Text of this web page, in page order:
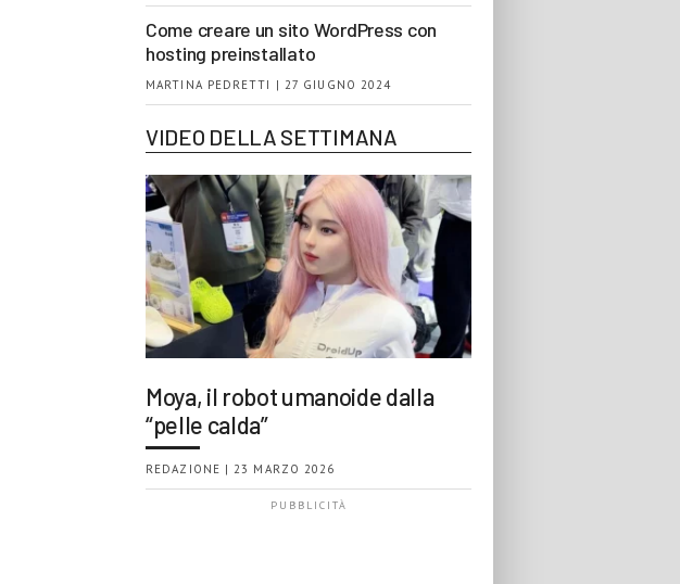
Come creare un sito WordPress con
hosting preinstallato
MARTINA PEDRETTI | 27 GIUGNO 2024
VIDEO DELLA SETTIMANA
Moya, il robot umanoide dalla
“pelle calda”
REDAZIONE | 23 MARZO 2026